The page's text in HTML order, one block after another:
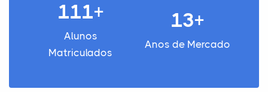
111+
Alunos
Matriculados
13+
Anos de Mercado